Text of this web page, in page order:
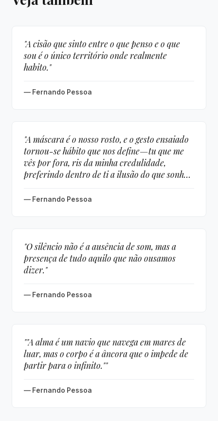
"A cisão que sinto entre o que penso e o que
sou é o único território onde realmente
habito."
— Fernando Pessoa
"A máscara é o nosso rosto, e o gesto ensaiado
tornou-se hábito que nos define—tu que me
vês por fora, ris da minha credulidade,
preferindo dentro de ti a ilusão do que sonhas
— Fernando Pessoa
"O silêncio não é a ausência de som, mas a
presença de tudo aquilo que não ousamos
dizer."
— Fernando Pessoa
""A alma é um navio que navega em mares de
luar, mas o corpo é a âncora que o impede de
partir para o infinito.""
— Fernando Pessoa